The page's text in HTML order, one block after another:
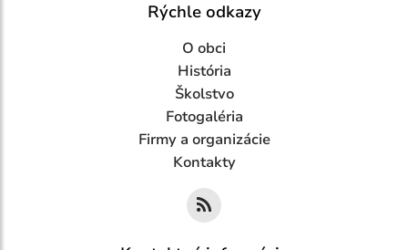
Rýchle odkazy
O obci
História
Školstvo
Fotogaléria
Firmy a organizácie
Kontakty